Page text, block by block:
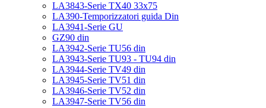
LA3843-Serie TX40 33x75
LA390-Temporizzatori guida Din
LA3941-Serie GU
GZ90 din
LA3942-Serie TU56 din
LA3943-Serie TU93 - TU94 din
LA3944-Serie TV49 din
LA3945-Serie TV51 din
LA3946-Serie TV52 din
LA3947-Serie TV56 din